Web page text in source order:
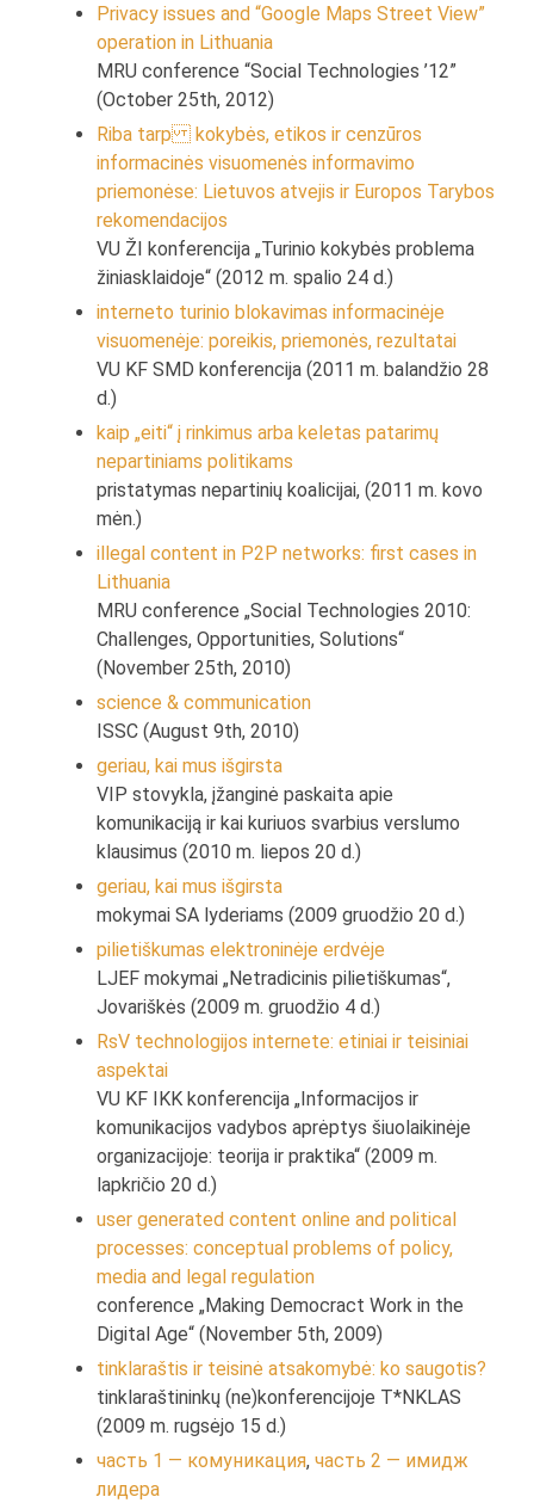
Privacy issues and “Google Maps Street View”
operation in Lithuania
MRU conference “Social Technologies ’12”
(October 25th, 2012)
Riba tarp kokybės, etikos ir cenzūros
informacinės visuomenės informavimo
priemonėse: Lietuvos atvejis ir Europos Tarybos
rekomendacijos
VU ŽI konferencija „Turinio kokybės problema
žiniasklaidoje“ (2012 m. spalio 24 d.)
interneto turinio blokavimas informacinėje
visuomenėje: poreikis, priemonės, rezultatai
VU KF SMD konferencija (2011 m. balandžio 28
d.)
kaip „eiti“ į rinkimus arba keletas patarimų
nepartiniams politikams
pristatymas nepartinių koalicijai, (2011 m. kovo
mėn.)
illegal content in P2P networks: first cases in
Lithuania
MRU conference „Social Technologies 2010:
Challenges, Opportunities, Solutions“
(November 25th, 2010)
science & communication
ISSC (August 9th, 2010)
geriau, kai mus išgirsta
VIP stovykla, įžanginė paskaita apie
komunikaciją ir kai kuriuos svarbius verslumo
klausimus (2010 m. liepos 20 d.)
geriau, kai mus išgirsta
mokymai SA lyderiams (2009 gruodžio 20 d.)
pilietiškumas elektroninėje erdvėje
LJEF mokymai „Netradicinis pilietiškumas“,
Jovariškės (2009 m. gruodžio 4 d.)
RsV technologijos internete: etiniai ir teisiniai
aspektai
VU KF IKK konferencija „Informacijos ir
komunikacijos vadybos aprėptys šiuolaikinėje
organizacijoje: teorija ir praktika“ (2009 m.
lapkričio 20 d.)
user generated content online and political
processes: conceptual problems of policy,
media and legal regulation
conference „Making Democract Work in the
Digital Age“ (November 5th, 2009)
tinklaraštis ir teisinė atsakomybė: ko saugotis?
tinklaraštininkų (ne)konferencijoje T*NKLAS
(2009 m. rugsėjo 15 d.)
часть 1 — комуникация,часть 2 — имидж
лидера